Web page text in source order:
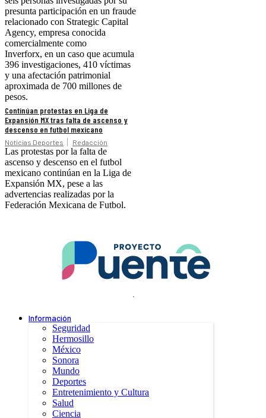
presunta participación en un fraude
relacionado con Strategic Capital
Agency, empresa conocida
comercialmente como
Inverforx, en un caso que acumula
396 investigaciones, 410 víctimas
y una afectación patrimonial
aproximada de 700 millones de
pesos.
Continúan protestas en Liga de
Expansión MX tras falta de ascenso y
descenso en futbol mexicano
Noticias Deportes Redacción
Las protestas por la falta de
ascenso y descenso en el futbol
mexicano continúan en la Liga de
Expansión MX, pese a las
advertencias realizadas por la
Federación Mexicana de Futbol.
.
Información
Seguridad
Hermosillo
México
Sonora
Mundo
Deportes
Entretenimiento y Cultura
Salud
Ciencia